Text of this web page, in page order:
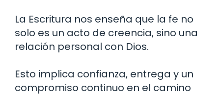
La Escritura nos enseña que la fe no
solo es un acto de creencia, sino una
relación personal con Dios.
Esto implica confianza, entrega y un
compromiso continuo en el camino